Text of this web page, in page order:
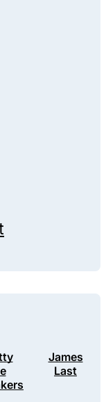
James
Last